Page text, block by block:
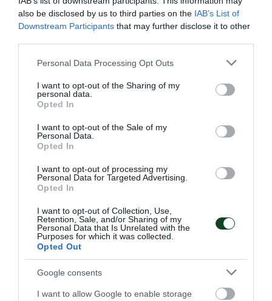
also be disclosed by us to third parties on the IAB’s List of
Downstream Participants that may further disclose it to other
Please note that this website/app uses one or more Google
not limited to your visit or usage behaviour. You may click to
grant or deny consent to Google and its third-party tags to
use your data for below specified purposes in below Google
consent section.
Personal Data Processing Opt Outs
I want to opt-out of the Sharing of my
personal data.
Opted In
I want to opt-out of the Sale of my
Personal Data.
Opted In
I want to opt-out of processing my
Personal Data for Targeted Advertising.
Opted In
I want to opt-out of Collection, Use,
Retention, Sale, and/or Sharing of my
Personal Data that Is Unrelated with the
Purposes for which it was collected.
Opted Out
Google consents
I want to allow Google to enable storage
Πρεμιέρα με πέντε «τριφύλλια»
Η Εθνική ομάδα πόλο Παίδων ηττήθηκε από τη Ρωσία στην
παίκτες του Παναθηναϊκού στη σύνθεσή της.
03.08.2026 ΑΚΑΔΗΜΙΑ ΠΟΛΟ ΑΝΔΡΩΝ
ΤΕΛΕΥΤΑΙΑ ΝΕΑ